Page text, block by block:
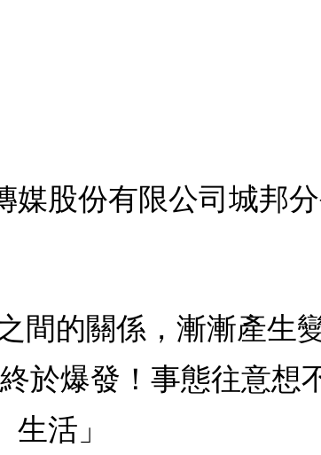
媒股份有限公司城邦分
間的關係，漸漸產
於爆發！事態往意想
活」